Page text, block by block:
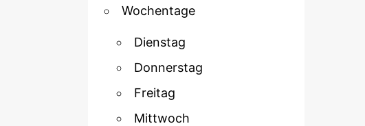
Wochentage
Dienstag
Donnerstag
Freitag
Mittwoch